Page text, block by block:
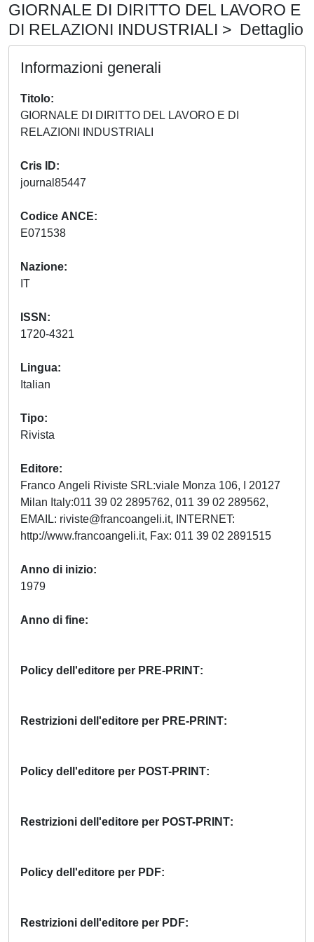
GIORNALE DI DIRITTO DEL LAVORO E
DI RELAZIONI INDUSTRIALI > Dettaglio
Informazioni generali
Titolo
GIORNALE DI DIRITTO DEL LAVORO E DI
Cris ID
Codice ANCE
Nazione
ISSN
Lingua
Tipo
Rivista
Editore
Franco Angeli Riviste SRL:viale Monza 106, I 20127
Milan Italy:011 39 02 2895762, 011 39 02 289562,
EMAIL: riviste@francoangeli.it, INTERNET:
Anno di inizio
Anno di fine
Policy dell'editore per PRE-PRINT
Restrizioni dell'editore per PRE-PRINT
Policy dell'editore per POST-PRINT
Restrizioni dell'editore per POST-PRINT
Policy dell'editore per PDF
Restrizioni dell'editore per PDF